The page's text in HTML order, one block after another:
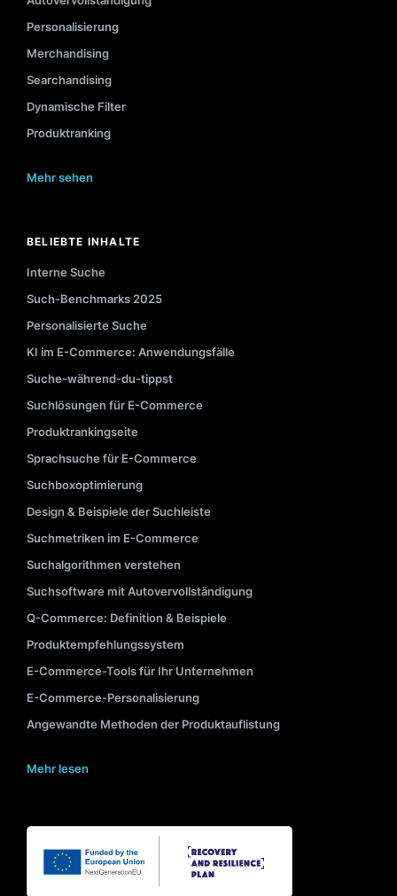
Personalisierung
Merchandising
Searchandising
Dynamische Filter
Produktranking
Mehr sehen
BELIEBTE INHALTE
Interne Suche
Such-Benchmarks 2025
Personalisierte Suche
KI im E-Commerce: Anwendungsfälle
Suche-während-du-tippst
Suchlösungen für E-Commerce
Produktrankingseite
Sprachsuche für E-Commerce
Suchboxoptimierung
Design & Beispiele der Suchleiste
Suchmetriken im E-Commerce
Suchalgorithmen verstehen
Suchsoftware mit Autovervollständigung
Q-Commerce: Definition & Beispiele
Produktempfehlungssystem
E-Commerce-Tools für Ihr Unternehmen
E-Commerce-Personalisierung
Angewandte Methoden der Produktauflistung
Mehr lesen